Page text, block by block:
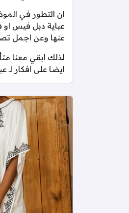
ان التطور في
عباية دبل فيس او
عنها وعن اجمل
ايضا على افكار